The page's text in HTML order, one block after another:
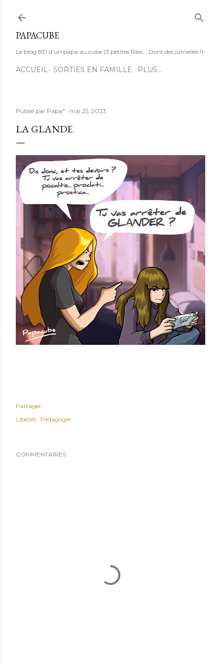
PAPACUBE
Le blog BD d'un papa au cube (3 petites filles... Dont des jumelles !)
ACCUEIL SORTIES EN FAMILLE PLUS…
Publié par Papa³ mai 25, 2023
LA GLANDE
Partager
Libellés : Pédagogie
COMMENTAIRES